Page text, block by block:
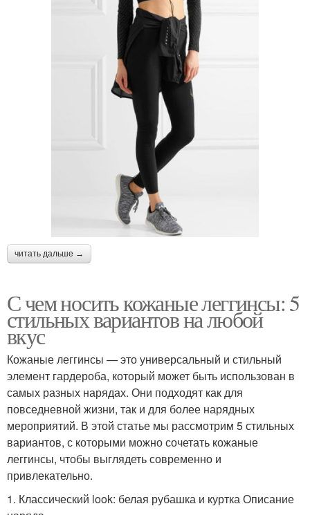
читать дальше →
С чем носить кожаные леггинсы: 5
стильных вариантов на любой
вкус
Кожаные леггинсы — это универсальный и стильный
элемент гардероба, который может быть использован в
самых разных нарядах. Они подходят как для
повседневной жизни, так и для более нарядных
мероприятий. В этой статье мы рассмотрим 5 стильных
вариантов, с которыми можно сочетать кожаные
леггинсы, чтобы выглядеть современно и
привлекательно.
1. Классический look: белая рубашка и куртка Описание